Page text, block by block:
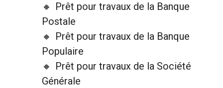
Prêt pour travaux de la Banque
Postale
Prêt pour travaux de la Banque
Populaire
Prêt pour travaux de la Société
Générale